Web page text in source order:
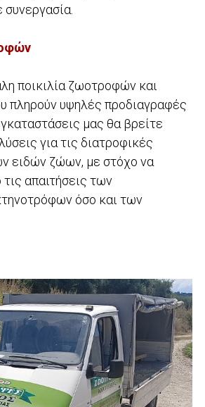
συνεργασία.
ποικιλία ζωοτροφών και
πληρούν υψηλές προδιαγραφές
μας θα βρείτε
για τις διατροφικές
ειδών ζώων, με στόχο να
απαιτήσεις των
όσο και των